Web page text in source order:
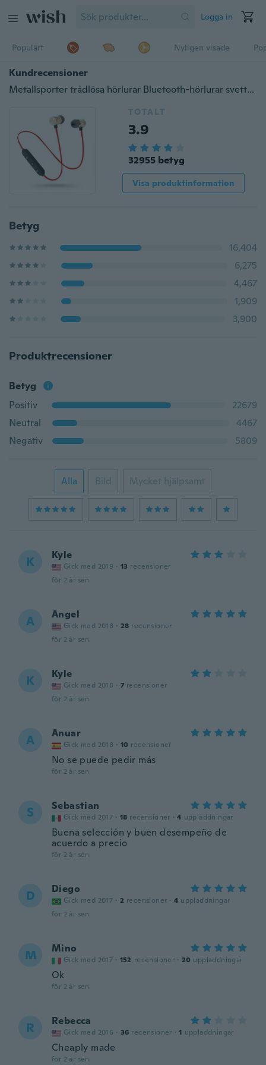
Logga in
Populärt Nyligen visade
Kundrecensioner
Metallsporter trådlösa hörlurar Bluetooth-hörlurar svettbeständiga hörlurar magnetiska hörlurar stereohörlurar för mobiltelefon
TOTALT
3.9
32955 betyg
Visa produktinformation
Betyg
16,404
6,275
4,467
1,909
3,900
Produktrecensioner
Betyg
Positiv
22679
Neutral
4467
Negativ
5809
Alla Bild Mycket hjälpsamt
K Kyle
Gick med 2019 · 13 recensioner
för 2 år sen
A Angel
Gick med 2018 · 28 recensioner
för 2 år sen
K Kyle
Gick med 2018 · 7 recensioner
för 2 år sen
A Anuar
Gick med 2018 · 10 recensioner
No se puede pedir más
för 2 år sen
S Sebastian
Gick med 2017 · 18 recensioner · 4 uppladdningar
Buena selección y buen desempeño de
acuerdo a precio
för 2 år sen
D Diego
Gick med 2017 · 2 recensioner · 4 uppladdningar
för 2 år sen
M Mino
Gick med 2017 · 152 recensioner · 20 uppladdningar
Ok
för 2 år sen
R Rebecca
Gick med 2016 · 36 recensioner · 1 uppladdningar
Cheaply made
för 2 år sen